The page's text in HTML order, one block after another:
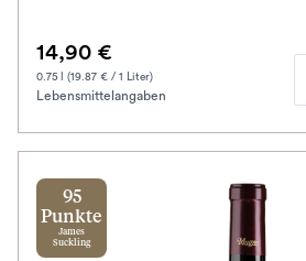
14,90 €
0.75 l (19.87 € / 1 Liter)
Lebensmittelangaben
95
Punkte
James
Suckling